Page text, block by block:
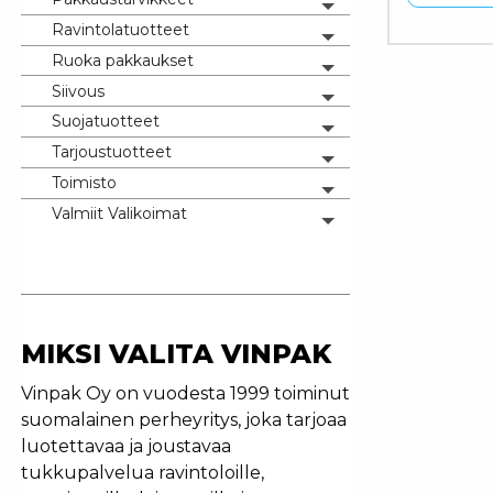
Toggle menu
Ravintolatuotteet
Toggle menu
Ruoka pakkaukset
Toggle menu
Siivous
Toggle menu
Suojatuotteet
Toggle menu
Tarjoustuotteet
Toggle menu
Toimisto
Toggle menu
Valmiit Valikoimat
Toggle menu
MIKSI VALITA VINPAK
Vinpak Oy on vuodesta 1999 toiminut
suomalainen perheyritys, joka tarjoaa
luotettavaa ja joustavaa
tukkupalvelua ravintoloille,